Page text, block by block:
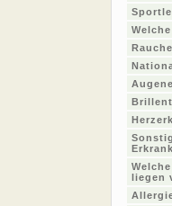
liegen